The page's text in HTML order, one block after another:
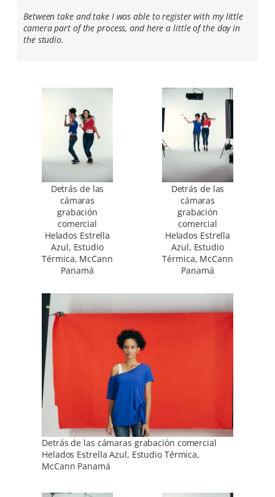
Between take and take I was able to register with my little
camera part of the process, and here a little of the day in
the studio.
Detrás de las
cámaras
grabación
comercial
Helados Estrella
Azul, Estudio
Térmica, McCann
Panamá
Detrás de las
cámaras
grabación
comercial
Helados Estrella
Azul, Estudio
Térmica, McCann
Panamá
Detrás de las cámaras grabación comercial
Helados Estrella Azul, Estudio Térmica,
McCann Panamá